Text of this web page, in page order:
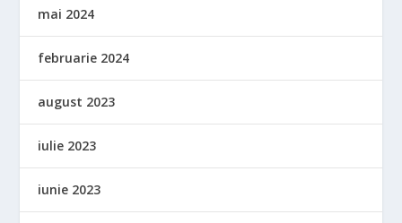
mai 2024
februarie 2024
august 2023
iulie 2023
iunie 2023